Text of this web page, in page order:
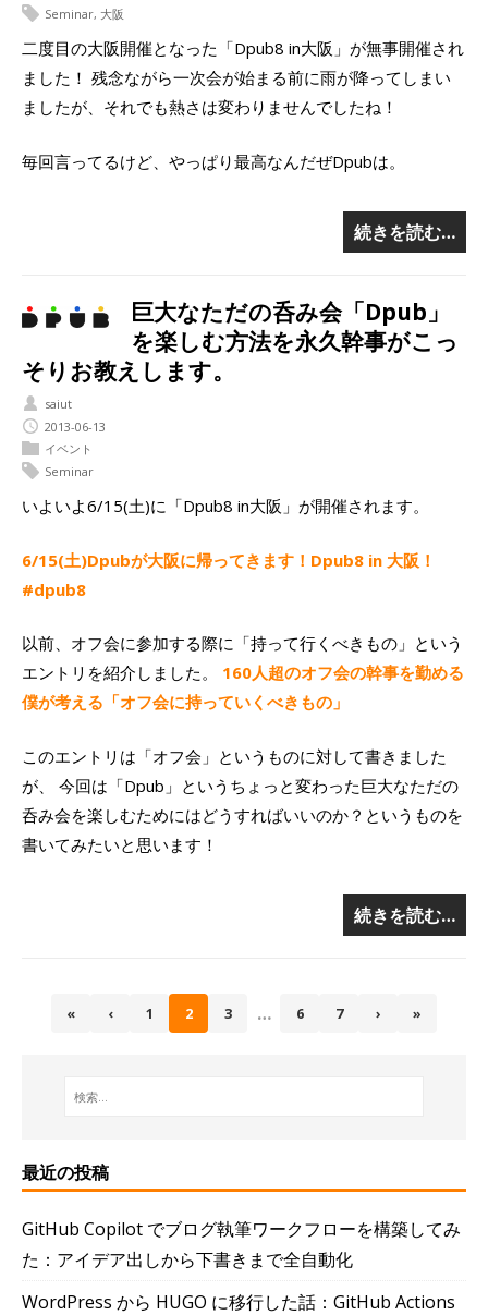
Seminar, 大阪
二度目の大阪開催となった「Dpub8 in大阪」が無事開催され
ました！ 残念ながら一次会が始まる前に雨が降ってしまい
ましたが、それでも熱さは変わりませんでしたね！
毎回言ってるけど、やっぱり最高なんだぜDpubは。
続きを読む…
巨大なただの呑み会「Dpub」
を楽しむ方法を永久幹事がこっ
そりお教えします。
saiut
2013-06-13
イベント
Seminar
いよいよ6/15(土)に「Dpub8 in大阪」が開催されます。
6/15(土)Dpubが大阪に帰ってきます！Dpub8 in 大阪！
#dpub8
以前、オフ会に参加する際に「持って行くべきもの」という
エントリを紹介しました。 160人超のオフ会の幹事を勤める
僕が考える「オフ会に持っていくべきもの」
このエントリは「オフ会」というものに対して書きました
が、 今回は「Dpub」というちょっと変わった巨大なただの
呑み会を楽しむためにはどうすればいいのか？というものを
書いてみたいと思います！
続きを読む…
« ‹ 1 2 3 … 6 7 › »
最近の投稿
GitHub Copilot でブログ執筆ワークフローを構築してみ
た：アイデア出しから下書きまで全自動化
WordPress から HUGO に移行した話：GitHub Actions